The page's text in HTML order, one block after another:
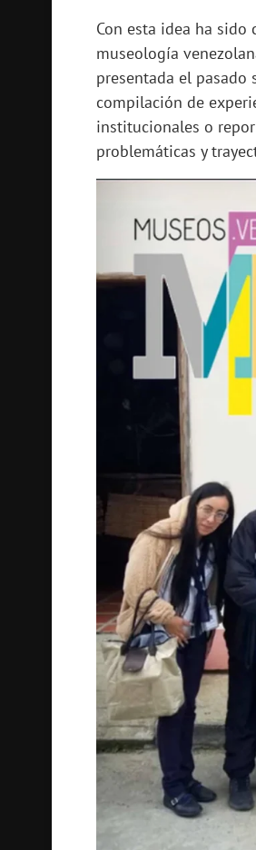
Con esta idea ha
museología
presentada el
compilación de
institucionales o
problemáticas y